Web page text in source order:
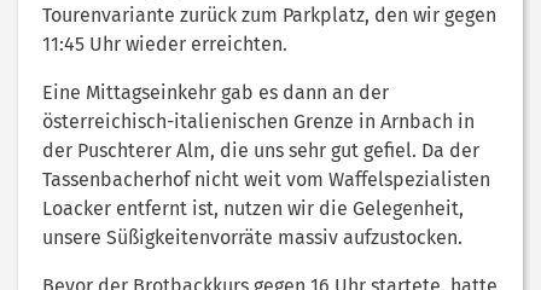
Tourenvariante zurück zum Parkplatz, den wir gegen
11:45 Uhr wieder erreichten.
Eine Mittagseinkehr gab es dann an der
österreichisch-italienischen Grenze in Arnbach in
der Puschterer Alm, die uns sehr gut gefiel. Da der
Tassenbacherhof nicht weit vom Waffelspezialisten
Loacker entfernt ist, nutzen wir die Gelegenheit,
unsere Süßigkeitenvorräte massiv aufzustocken.